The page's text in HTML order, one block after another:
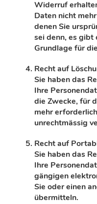
Widerruf
Daten nicht
denen Sie
sei denn, es gibt
Grundlage für
Recht auf
Sie haben das
Ihre
die Zwecke, für
mehr
unrechtmässig
Recht auf
Sie haben das
Ihre
gängigen
Sie oder einen
übermitteln.